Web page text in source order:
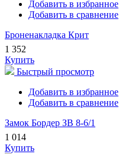
Добавить в избранное
Добавить в сравнение
Броненакладка Крит
1 352
Купить
Быстрый просмотр
Добавить в избранное
Добавить в сравнение
Замок Бордер ЗВ 8-6/1
1 014
Купить